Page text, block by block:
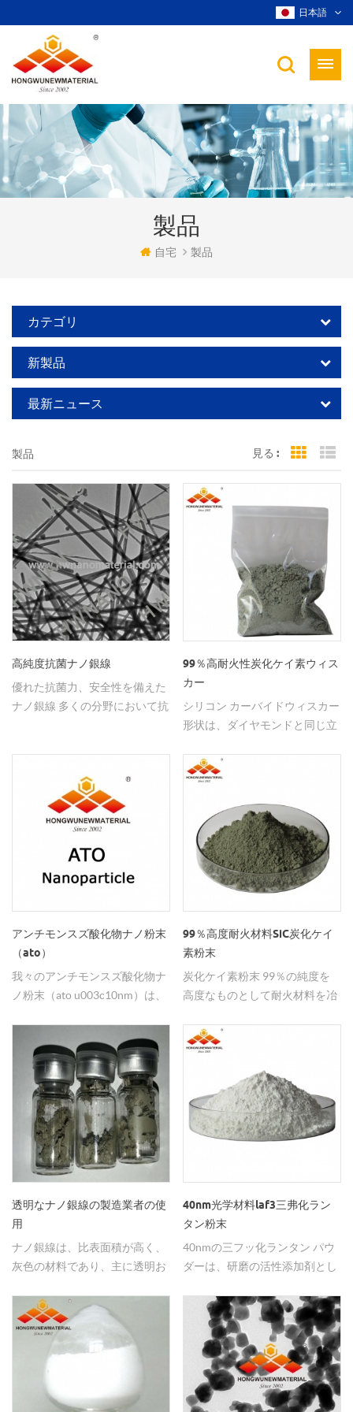
日本語
製品
自宅 製品
カテゴリ
新製品
最新ニュース
製品 見る : Grid
高純度抗菌ナノ銀線
優れた抗菌力、安全性を備えた
ナノ銀線 多くの分野において抗
99％高耐火性炭化ケイ素ウィス
カー
シリコン カーバイドウィスカー
形状は、ダイヤモンドと同じ立
品に対する耐摩耗性の特性。
アンチモンスズ酸化物ナノ粉末
（ato）
我々のアンチモンスズ酸化物ナ
ノ粉末（ato u003c10nm）は、
ます。
99％高度耐火材料SiC炭化ケイ
素粉末
炭化ケイ素粉末 99％の純度を
高度なものとして耐火材料を冶
透明なナノ銀線の製造業者の使
用
ナノ銀線は、比表面積が高く、
灰色の材料であり、主に透明お
40nm光学材料laf3三弗化ラン
タン粉末
40nmの三フッ化ランタン パウ
ダーは、研磨の活性添加剤とし